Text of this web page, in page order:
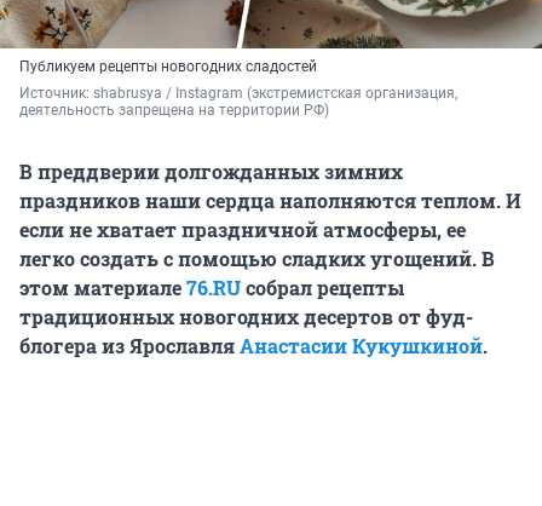
Публикуем рецепты новогодних сладостей
Источник: shabrusya / Instagram (экстремистская организация,
деятельность запрещена на территории РФ)
В преддверии долгожданных зимних
праздников наши сердца наполняются теплом. И
если не хватает праздничной атмосферы, ее
легко создать с помощью сладких угощений. В
этом материале76.RUсобрал рецепты
традиционных новогодних десертов от фуд-
блогера из ЯрославляАнастасии Кукушкиной.